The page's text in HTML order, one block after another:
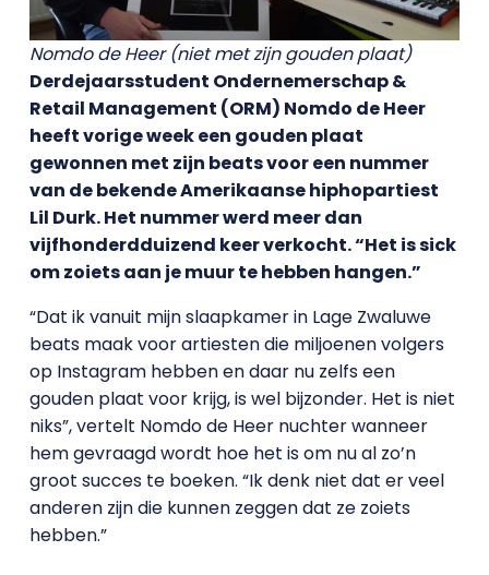
Nomdo de Heer (niet met zijn gouden plaat)
Derdejaarsstudent Ondernemerschap &
Retail Management (ORM) Nomdo de Heer
heeft vorige week een gouden plaat
gewonnen met zijn beats voor een nummer
van de bekende Amerikaanse hiphopartiest
Lil Durk. Het nummer werd meer dan
vijfhonderdduizend keer verkocht. “Het is sick
om zoiets aan je muur te hebben hangen.”
“Dat ik vanuit mijn slaapkamer in Lage Zwaluwe
beats maak voor artiesten die miljoenen volgers
op Instagram hebben en daar nu zelfs een
gouden plaat voor krijg, is wel bijzonder. Het is niet
niks”, vertelt Nomdo de Heer nuchter wanneer
hem gevraagd wordt hoe het is om nu al zo’n
groot succes te boeken. “Ik denk niet dat er veel
anderen zijn die kunnen zeggen dat ze zoiets
hebben.”